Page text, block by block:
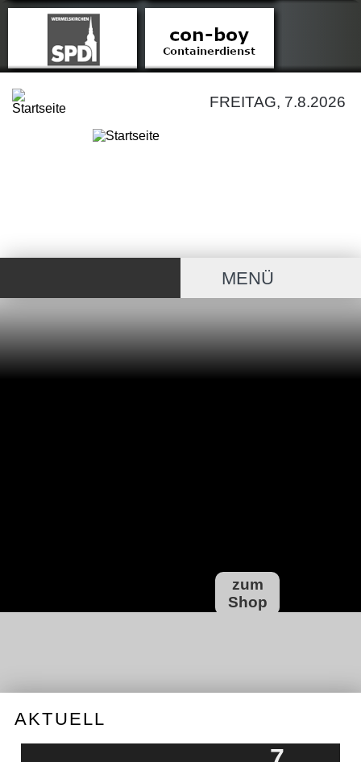
FREITAG, 7.8.2026
MENÜ
zum
Shop
AKTUELL